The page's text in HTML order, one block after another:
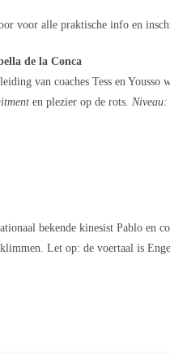
voor alle praktische info en
de la Conca
van coaches Tess en Yousso
en plezier op de rots.
bekende kinesist Pablo en
Let op: de voertaal is